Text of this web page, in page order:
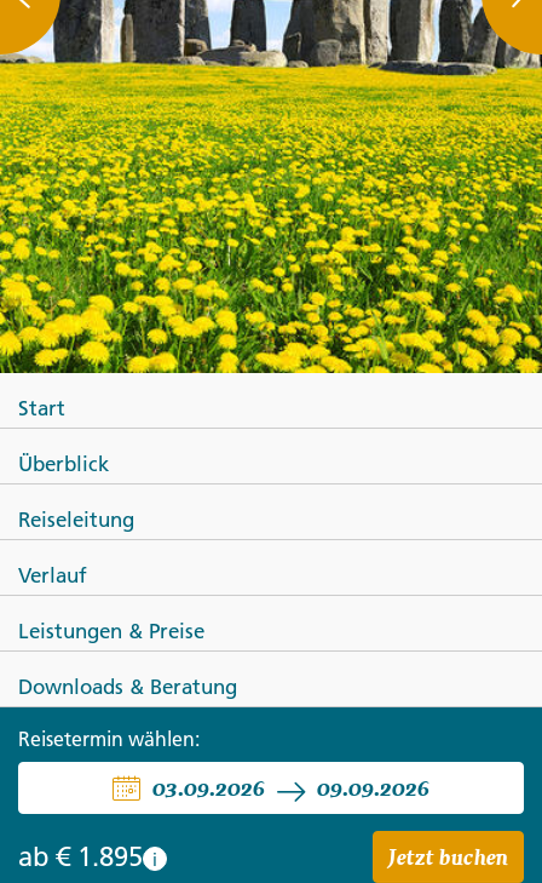
VEREINIGTES KÖNIGREICH
Die Höhepunkte Südenglands
Start
Überblick
Reiseleitung
Verlauf
Leistungen & Preise
Downloads & Beratung
Reisetermin wählen:
03.09.2026 09.09.2026
ab € 1.895 i Jetzt buchen